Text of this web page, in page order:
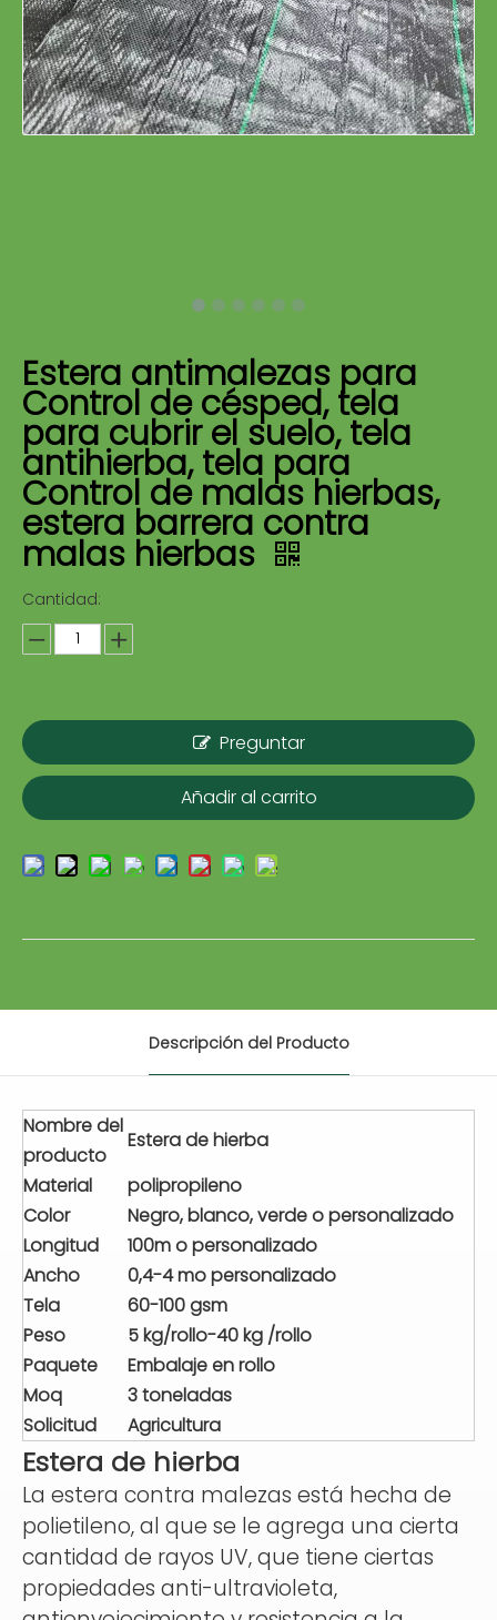
Estera antimalezas para
Control de césped, tela
para cubrir el suelo, tela
antihierba, tela para
Control de malas hierbas,
estera barrera contra
malas hierbas
Cantidad:
Preguntar
Añadir al carrito
Descripción del Producto
Nombre del
producto
Estera de hierba
Material
polipropileno
Color
Negro, blanco, verde o personalizado
Longitud
100m o personalizado
Ancho
0,4-4 mo personalizado
Tela
60-100 gsm
Peso
5 kg/rollo-40 kg /rollo
Paquete
Embalaje en rollo
Moq
3 toneladas
Solicitud
Agricultura
Estera de hierba
La estera contra malezas está hecha de
polietileno, al que se le agrega una cierta
cantidad de rayos UV, que tiene ciertas
propiedades anti-ultravioleta,